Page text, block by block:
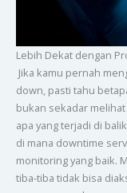
Lebih Dekat dengan
Jika kamu pernah
down, pasti tahu
bukan sekadar
apa yang terjadi di
di mana downtime
monitoring yang baik.
tiba-tiba tidak bisa